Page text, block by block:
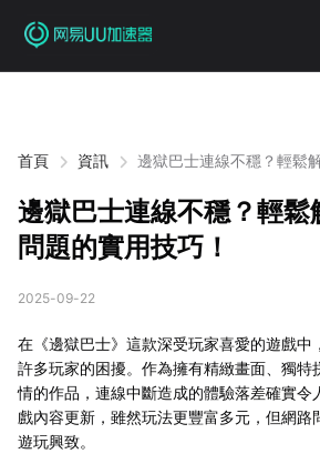
首頁 資訊
邊獄巴士連線不穩？輕鬆
邊獄巴士連線不穩？輕鬆
問題的實用技巧！
2025-09-22
在《邊獄巴士》這款深受玩家喜愛的遊戲中
許多玩家的困擾。作為擁有精緻畫面、獨特
情的作品，連線中斷造成的體驗落差確實
戲內容更新，雖然玩法更豐富多元，但網路
遊玩興致。